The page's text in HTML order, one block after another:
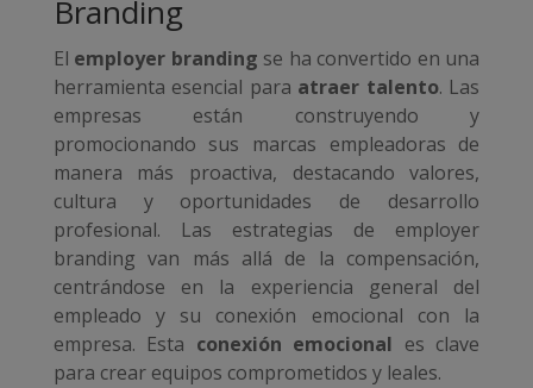
Branding
El employer branding se ha convertido en una
herramienta esencial para atraer talento. Las
empresas están construyendo y
promocionando sus marcas empleadoras de
manera más proactiva, destacando valores,
cultura y oportunidades de desarrollo
profesional. Las estrategias de employer
branding van más allá de la compensación,
centrándose en la experiencia general del
empleado y su conexión emocional con la
empresa. Esta conexión emocional es clave
para crear equipos comprometidos y leales.